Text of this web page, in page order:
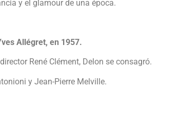
y el glamour de una época.
Allégret, en 1957.
René Clément, Delon se consagró.
y Jean-Pierre Melville.